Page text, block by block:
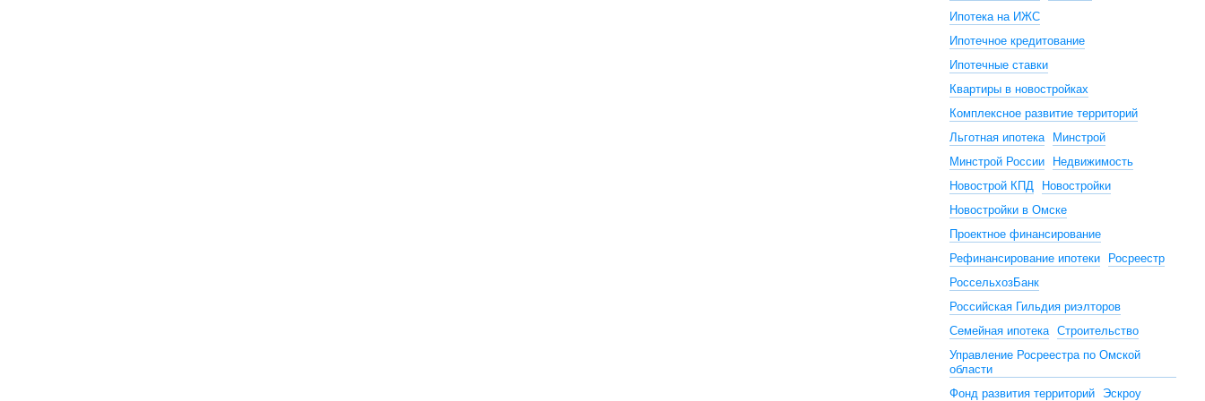
Ипотека на ИЖС
Ипотечное кредитование
Ипотечные ставки
Квартиры в новостройках
Комплексное развитие территорий
Льготная ипотека
Минстрой
Минстрой России
Недвижимость
Новострой КПД
Новостройки
Новостройки в Омске
Проектное финансирование
Рефинансирование ипотеки
Росреестр
РоссельхозБанк
Российская Гильдия риэлторов
Семейная ипотека Строительство
Управление Росреестра по Омской
области
Фонд развития территорий
Эскроу